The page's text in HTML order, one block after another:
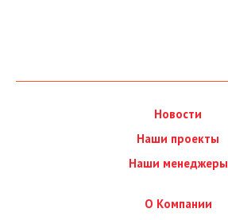
Новости
Наши проекты
Наши менеджеры
О Компании